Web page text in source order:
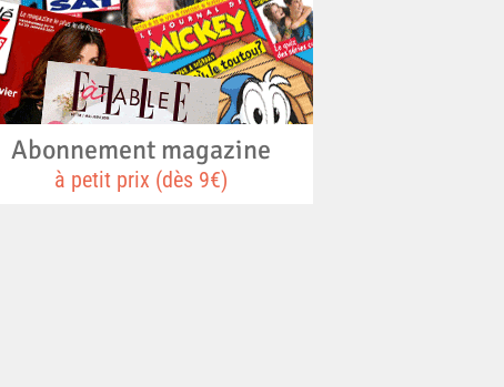
Abonnement magazine
à petit prix (dès 9€)